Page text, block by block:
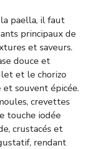
paella, il faut
principaux de
et saveurs.
douce et
et le chorizo
souvent épicée.
crevettes
touche iodée
crustacés et
rendant